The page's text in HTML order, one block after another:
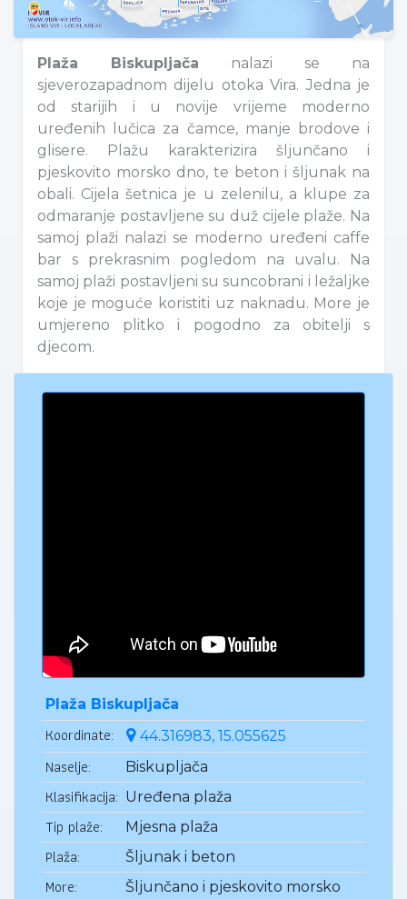
Plaža Biskupljača nalazi se na
sjeverozapadnom dijelu otoka Vira. Jedna je
od starijih i u novije vrijeme moderno
uređenih lučica za čamce, manje brodove i
glisere. Plažu karakterizira šljunčano i
pjeskovito morsko dno, te beton i šljunak na
obali. Cijela šetnica je u zelenilu, a klupe za
odmaranje postavljene su duž cijele plaže. Na
samoj plaži nalazi se moderno uređeni caffe
bar s prekrasnim pogledom na uvalu. Na
samoj plaži postavljeni su suncobrani i ležaljke
koje je moguće koristiti uz naknadu. More je
umjereno plitko i pogodno za obitelji s
djecom.
Plaža Biskupljača
Koordinate: 44.316983, 15.055625
Naselje: Biskupljača
Klasifikacija: Uređena plaža
Tip plaže: Mjesna plaža
Plaža: Šljunak i beton
More:
Šljunčano i pjeskovito morsko